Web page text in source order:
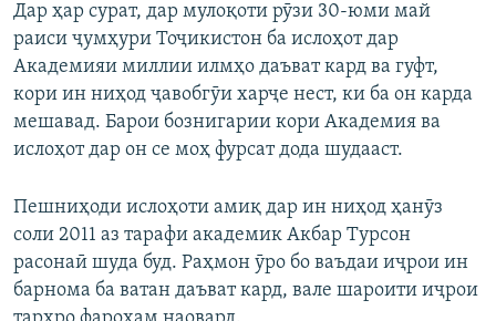
Дар ҳар сурат, дар мулоқоти рӯзи 30-юми май
раиси ҷумҳури Тоҷикистон ба ислоҳот дар
Академияи миллии илмҳо даъват кард ва гуфт,
кори ин ниҳод ҷавобгӯи харҷе нест, ки ба он карда
мешавад. Барои бознигарии кори Академия ва
ислоҳот дар он се моҳ фурсат дода шудааст.
Пешниҳоди ислоҳоти амиқ дар ин ниҳод ҳанӯз
соли 2011 аз тарафи академик Акбар Турсон
расонаӣ шуда буд. Раҳмон ӯро бо ваъдаи иҷрои ин
барнома ба ватан даъват кард, вале шароити иҷрои